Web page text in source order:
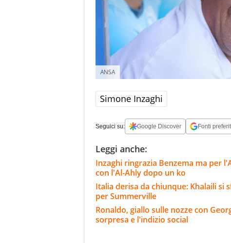
ANSA
Simone Inzaghi
Seguici su: Google Discover Fonti
Leggi anche:
Inzaghi ringrazia Benzema ma per
con l'Al-Ahly dopo un ko
Italia derisa da chiunque: Khalaili si
per Summerville
Ronaldo, giallo sulle nozze con
sorpresa e l'indizio social